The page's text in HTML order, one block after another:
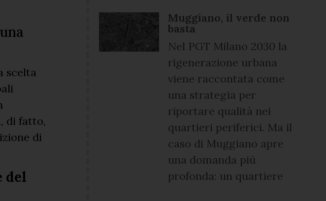
scelta
di fatto,
di
del
Muggiano, il verde non
basta
Nel PGT Milano 2030 la
rigenerazione urbana
viene raccontata come
una strategia per
riportare qualità nei
quartieri periferici. Ma il
caso di Muggiano apre
una domanda più
profonda: un quartiere